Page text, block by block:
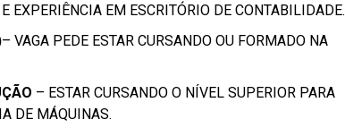
EXPERIÊNCIA EM ESCRITÓRIO DE CONTABILIDADE.
– VAGA PEDE ESTAR CURSANDO OU FORMADO NA
– ESTAR CURSANDO O NÍVEL SUPERIOR PARA
DE MÁQUINAS.